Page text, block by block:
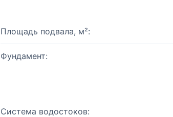
Площадь подвала, м²:
Фундамент:
Система водостоков: